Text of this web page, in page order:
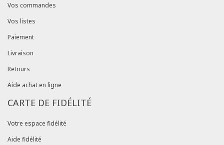
Vos commandes
Vos listes
Paiement
Livraison
Retours
Aide achat en ligne
CARTE DE FIDÉLITÉ
Votre espace fidélité
Aide fidélité